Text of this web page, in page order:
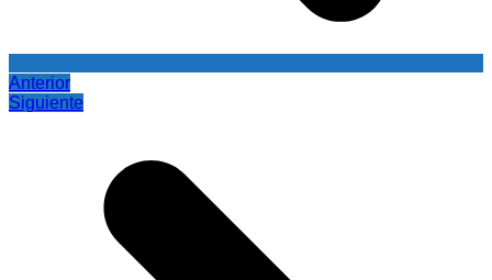
Anterior
Siguiente